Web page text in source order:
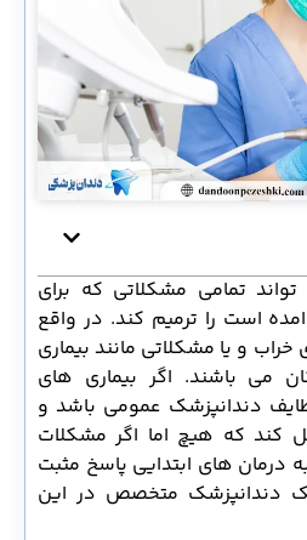
تمامی مشکلاتی که برای
است را ترمیم کند. در واقع
و یا مشکلاتی مانند بیماری
باشند. اگر بیماری های
دندانپزشک عمومی باشد و
که هیچ اما اگر مشکلات
های ابتدایی پاسخ مثبت
متخصص در این